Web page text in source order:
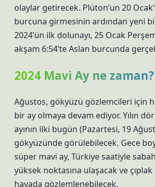
olaylar getirecek. Plüton’un 20
burcuna girmesinin ardından yeni
2024’ün ilk dolunayı, 25 Ocak
akşam 6:54’te Aslan burcunda
2024 Mavi Ay ne zaman?
Ağustos, gökyüzü gözlemcileri için
bir ay olmaya devam ediyor. Yılın
ayının ilki bugün (Pazartesi, 19
gökyüzünde görülebilecek. Gece
süper mavi ay, Türkiye saatiyle
yüksek noktasına ulaşacak ve çıplak
havada gözlemlenebilecek.